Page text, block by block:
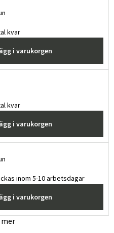
kvar
i varukorgen
kvar
i varukorgen
inom 5-10 arbetsdagar
i varukorgen
mer